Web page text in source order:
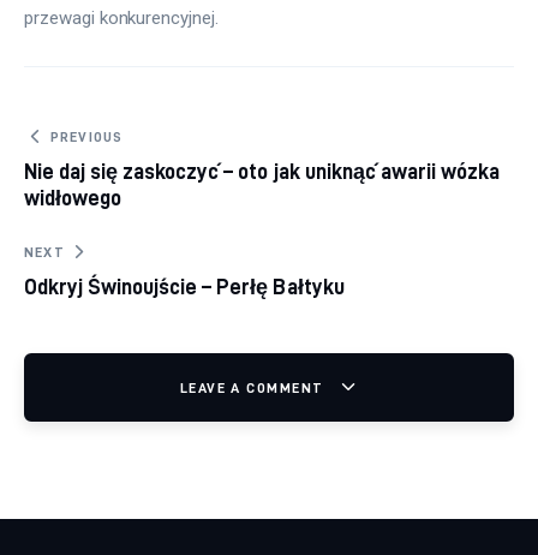
przewagi konkurencyjnej.
Nawigacja wpisu
PREVIOUS
Nie daj się zaskoczyć – oto jak uniknąć awarii wózka
widłowego
NEXT
Odkryj Świnoujście – Perłę Bałtyku
LEAVE A COMMENT